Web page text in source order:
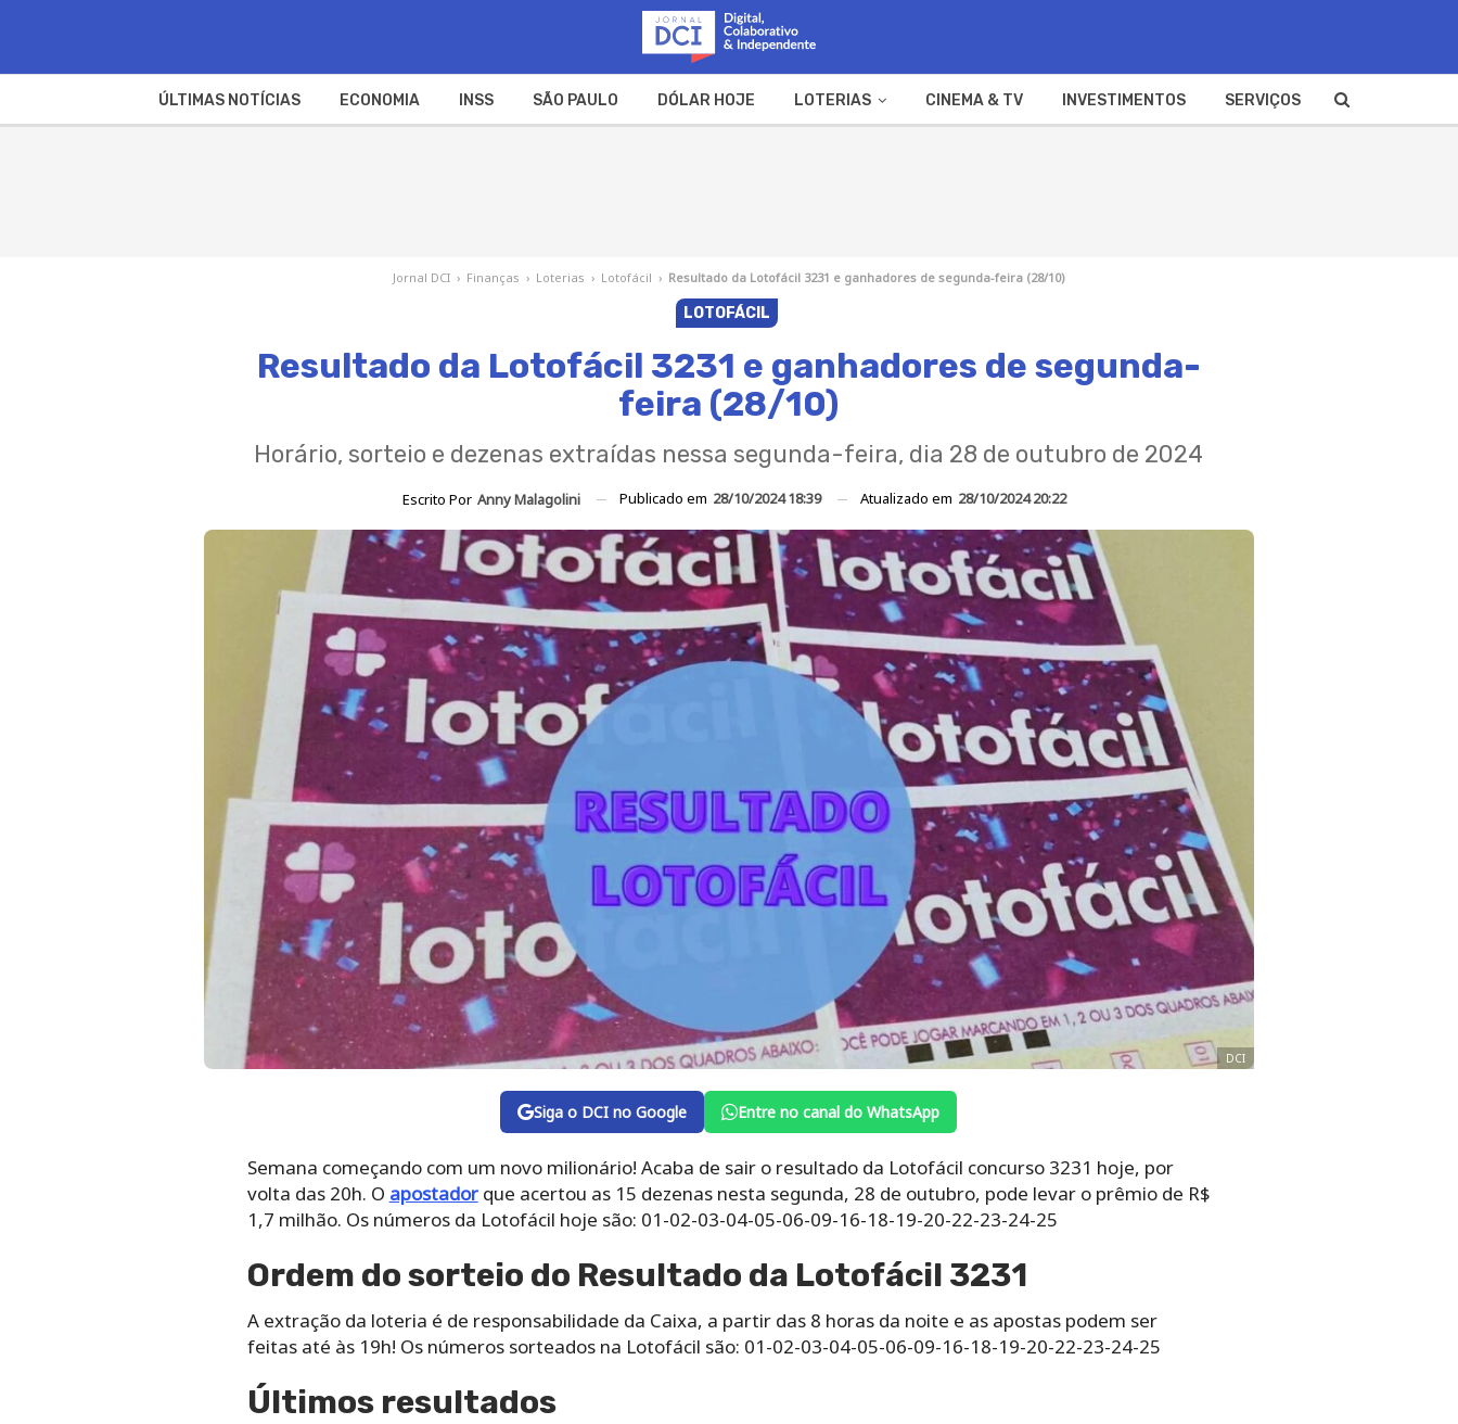
ÚLTIMAS NOTÍCIAS ECONOMIA INSS SÃO PAULO DÓLAR HOJE LOTERIAS CINEMA & TV INVESTIMENTOS SERVIÇOS
Jornal DCI › Finanças › Loterias › Lotofácil › Resultado da Lotofácil 3231 e ganhadores de segunda-feira (28/10)
LOTOFÁCIL
Resultado da Lotofácil 3231 e ganhadores de segunda-
feira (28/10)
Horário, sorteio e dezenas extraídas nessa segunda-feira, dia 28 de outubro de 2024
Escrito Por Anny Malagolini Publicado em 28/10/2024 18:39 Atualizado em 28/10/2024 20:22
DCI
Siga o DCI no Google Entre no canal do WhatsApp
Semana começando com um novo milionário! Acaba de sair o resultado da Lotofácil concurso 3231 hoje, por
volta das 20h. O apostadorque acertou as 15 dezenas nesta segunda, 28 de outubro, pode levar o prêmio de R$
1,7 milhão. Os números da Lotofácil hoje são: 01-02-03-04-05-06-09-16-18-19-20-22-23-24-25
Ordem do sorteio do Resultado da Lotofácil 3231
A extração da loteria é de responsabilidade da Caixa, a partir das 8 horas da noite e as apostas podem ser
feitas até às 19h! Os números sorteados na Lotofácil são: 01-02-03-04-05-06-09-16-18-19-20-22-23-24-25
Últimos resultados